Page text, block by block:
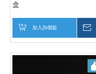
盒
加入詢價籃